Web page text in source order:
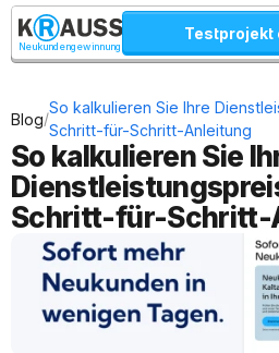
Neukundengewinnung
Testprojekt
Blog/
So kalkulieren Sie Ihre
Schritt-für-Schritt-Anleitung
So kalkulieren Sie
Schritt-für-Schritt-